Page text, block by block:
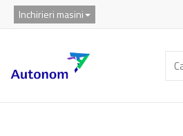
Inchirieri masini